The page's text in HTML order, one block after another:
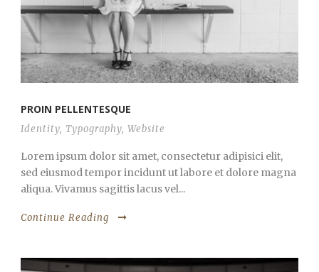
PROIN PELLENTESQUE
Identity, Typography, Website
Lorem ipsum dolor sit amet, consectetur adipisici elit,
sed eiusmod tempor incidunt ut labore et dolore magna
aliqua. Vivamus sagittis lacus vel...
Continue Reading